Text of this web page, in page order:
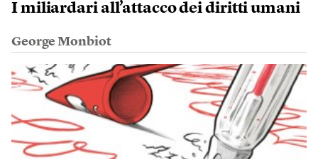
I miliardari all’attacco dei diritti umani
George Monbiot